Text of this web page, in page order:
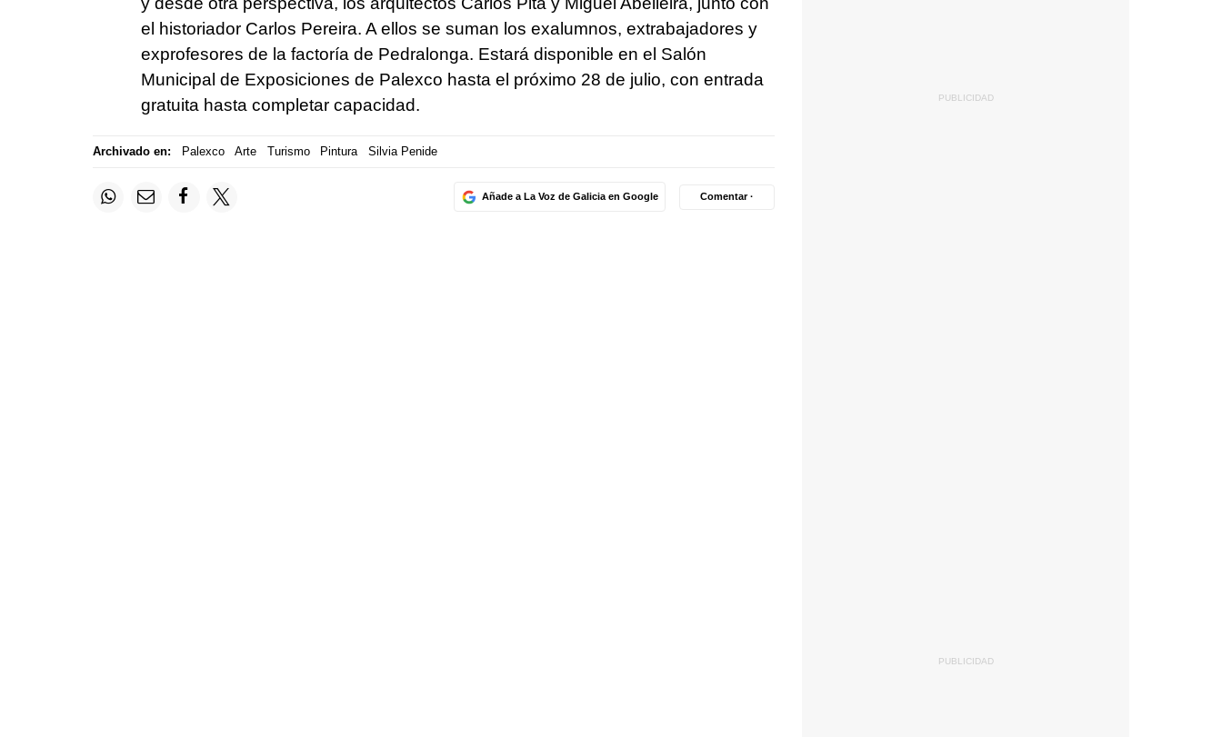
el historiador Carlos Pereira. A ellos se suman los exalumnos, extrabajadores y
exprofesores de la factoría de Pedralonga. Estará disponible en el Salón
Municipal de Exposiciones de Palexco hasta el próximo 28 de julio, con entrada
gratuita hasta completar capacidad.
Archivado en: Palexco Arte Turismo Pintura Silvia Penide
Añade a La Voz de Galicia en Google Comentar ·